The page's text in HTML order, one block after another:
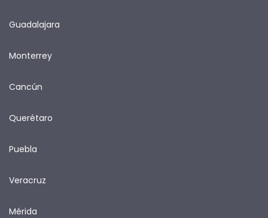
Guadalajara
Monterrey
Cancún
Querétaro
Puebla
Veracruz
Mérida